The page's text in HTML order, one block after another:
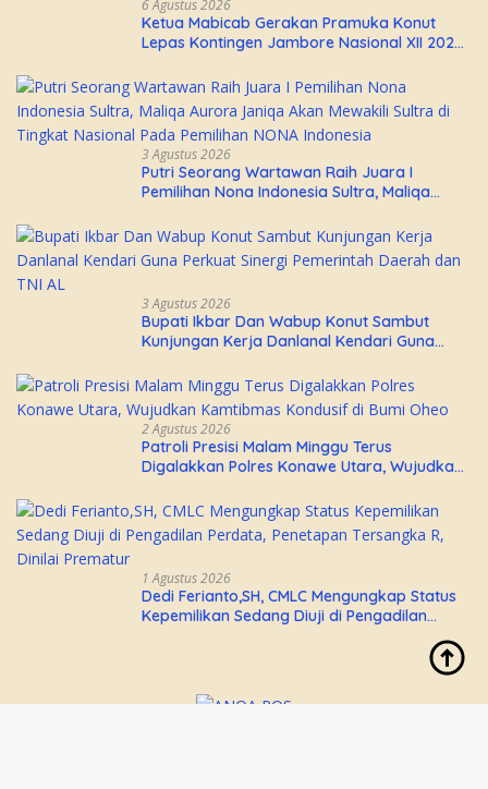
6 Agustus 2026
Ketua Mabicab Gerakan Pramuka Konut
Lepas Kontingen Jambore Nasional XII 2026,
3 Agustus 2026
Putri Seorang Wartawan ‎Raih Juara I
Pemilihan Nona Indonesia Sultra, Maliqa
Tingkat Nasional Pada Pemilihan NONA
Indonesia
3 Agustus 2026
Bupati Ikbar Dan Wabup Konut Sambut
Kunjungan Kerja Danlanal Kendari Guna
AL
2 Agustus 2026
Patroli Presisi Malam Minggu Terus
Digalakkan Polres Konawe Utara, Wujudkan
1 Agustus 2026
Dedi Ferianto,SH, CMLC Mengungkap Status
Kepemilikan Sedang Diuji di Pengadilan